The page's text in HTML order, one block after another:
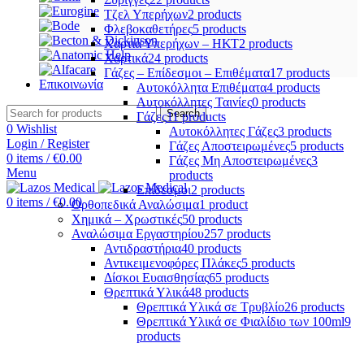
Επικοινωνία
Search
0 Wishlist
Login / Register
0 items / €0.00
Menu
0 items / €0.00
Τζελ Υπερήχων2 products
Φλεβοκαθετήρες5 products
Χαρτιά Υπερήχων – ΗΚΤ2 products
Χαρτικά24 products
Γάζες – Επίδεσμοι – Επιθέματα17 products
Αυτοκόλλητα Επιθέματα4 products
Αυτοκόλλητες Ταινίες0 products
Γάζες11 products
Αυτοκόλλητες Γάζες3 products
Γάζες Αποστειρωμένες5 products
Γάζες Μη Αποστειρωμένες3
products
Επίδεσμοι2 products
Ορθοπεδικά Αναλώσιμα1 product
Χημικά – Χρωστικές50 products
Αναλώσιμα Εργαστηρίου257 products
Αντιδραστήρια40 products
Αντικειμενοφόρες Πλάκες5 products
Δίσκοι Ευαισθησίας65 products
Θρεπτικά Υλικά48 products
Θρεπτικά Υλικά σε Τρυβλίο26 products
Θρεπτικά Υλικά σε Φιαλίδιο των 100ml9
products